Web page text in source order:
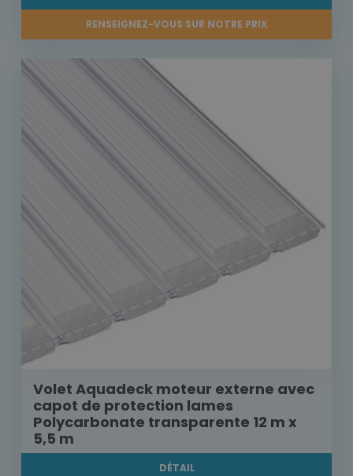
RENSEIGNEZ-VOUS SUR NOTRE PRIX
Volet Aquadeck moteur externe avec
capot de protection lames
Polycarbonate transparente 12 m x
5,5 m
DÉTAIL